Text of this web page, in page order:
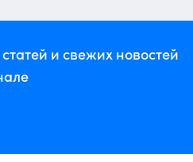
и свежих новостей